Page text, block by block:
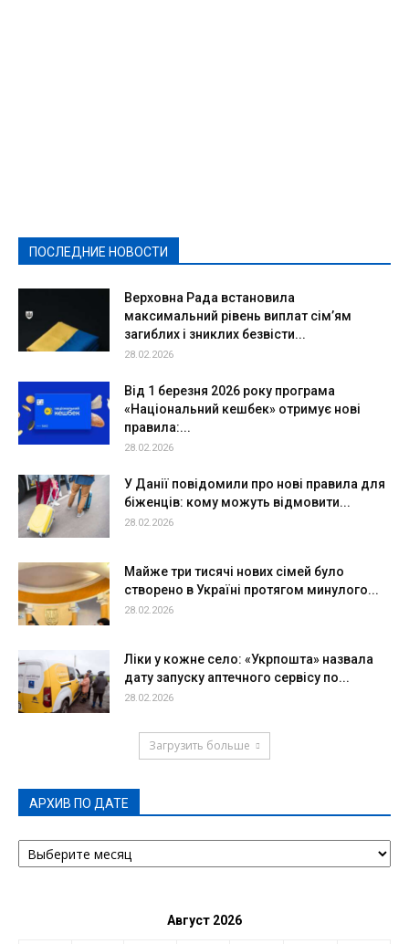
ПОСЛЕДНИЕ НОВОСТИ
Верховна Рада встановила
максимальний рівень виплат сім’ям
загиблих і зниклих безвісти...
28.02.2026
Від 1 березня 2026 року програма
«Національний кешбек» отримує нові
правила:...
28.02.2026
У Данії повідомили про нові правила для
біженців: кому можуть відмовити...
28.02.2026
Майже три тисячі нових сімей було
створено в Україні протягом минулого...
28.02.2026
Ліки у кожне село: «Укрпошта» назвала
дату запуску аптечного сервісу по...
28.02.2026
Загрузить больше
АРХИВ ПО ДАТЕ
АРХИВ
ПО
Август 2026